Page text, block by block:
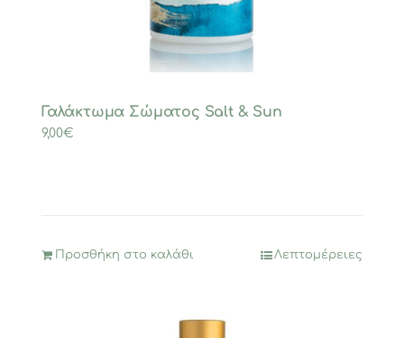
Γαλάκτωμα Σώματος Salt & Sun
9,00€
Προσθήκη στο καλάθι Λεπτομέρειες